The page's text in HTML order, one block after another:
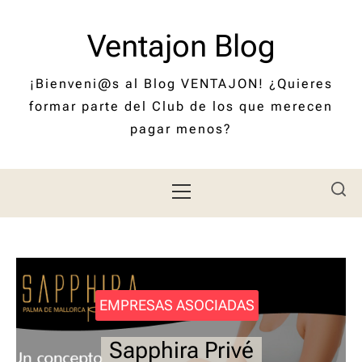
Ventajon Blog
¡Bienveni@s al Blog VENTAJON! ¿Quieres
formar parte del Club de los que merecen
pagar menos?
principal
EMPRESAS ASOCIADAS
Reformas Manacor:
EMPRESAS ASOCIADAS
Sapphira Privé
EMPRESAS ASOCIADAS
La tela mallorquina
EMPRESAS ASOCIADAS